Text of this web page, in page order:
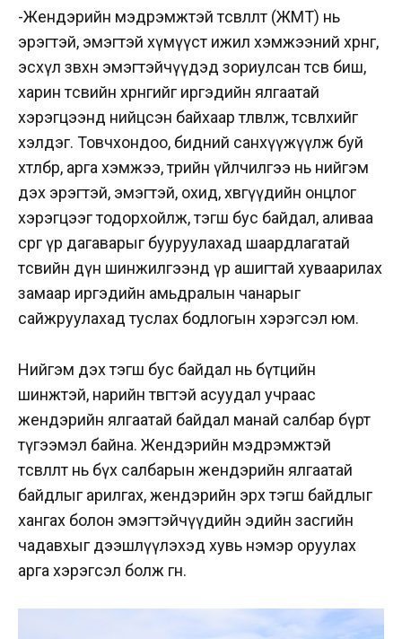
-Жендэрийн мэдрэмжтэй төсөвлөлт (ЖМТ) нь
эрэгтэй, эмэгтэй хүмүүст ижил хэмжээний хөрөнгө,
эсхүл зөвхөн эмэгтэйчүүдэд зориулсан төсөв биш,
харин төсвийн хөрөнгийг иргэдийн ялгаатай
хэрэгцээнд нийцсэн байхаар төлөвлөж, төсөвлөхийг
хэлдэг. Товчхондоо, бидний санхүүжүүлж буй
хөтөлбөр, арга хэмжээ, төрийн үйлчилгээ нь нийгэм
дэх эрэгтэй, эмэгтэй, охид, хөвгүүдийн онцлог
хэрэгцээг тодорхойлж, тэгш бус байдал, аливаа
сөрөг үр дагаварыг бууруулахад шаардлагатай
төсвийн дүн шинжилгээнд үр ашигтай хуваарилах
замаар иргэдийн амьдралын чанарыг
сайжруулахад туслах бодлогын хэрэгсэл юм.
Нийгэм дэх тэгш бус байдал нь бүтцийн
шинжтэй, нарийн төвөгтэй асуудал учраас
жендэрийн ялгаатай байдал манай салбар бүрт
түгээмэл байна. Жендэрийн мэдрэмжтэй
төсөвлөлт нь бүх салбарын жендэрийн ялгаатай
байдлыг арилгах, жендэрийн эрх тэгш байдлыг
хангах болон эмэгтэйчүүдийн эдийн засгийн
чадавхыг дээшлүүлэхэд хувь нэмэр оруулах
арга хэрэгсэл болж өгнө.